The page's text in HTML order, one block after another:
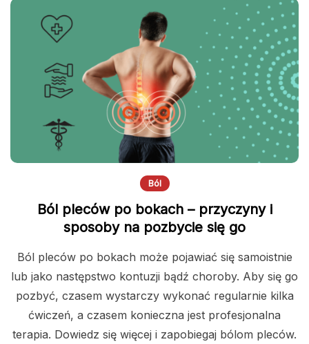
Ból
Ból pleców po bokach – przyczyny i
sposoby na pozbycie się go
Ból pleców po bokach może pojawiać się samoistnie
lub jako następstwo kontuzji bądź choroby. Aby się go
pozbyć, czasem wystarczy wykonać regularnie kilka
ćwiczeń, a czasem konieczna jest profesjonalna
terapia. Dowiedz się więcej i zapobiegaj bólom pleców.